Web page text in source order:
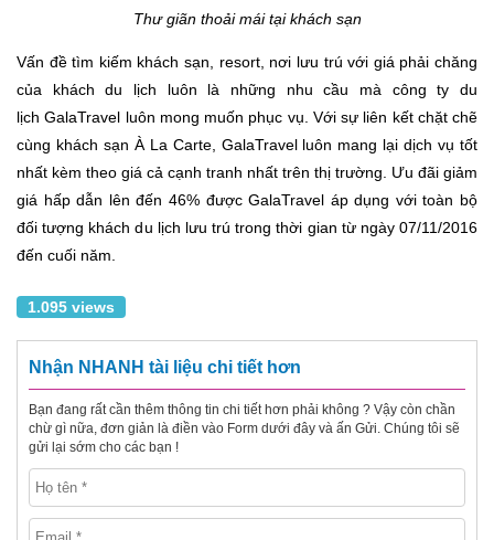
Thư giãn thoải mái tại khách sạn
Vấn đề tìm kiếm khách sạn, resort, nơi lưu trú với giá phải chăng
của khách du lịch luôn là những nhu cầu mà công ty du
lịch GalaTravel luôn mong muốn phục vụ. Với sự liên kết chặt chẽ
cùng khách sạn À La Carte, GalaTravel luôn mang lại dịch vụ tốt
nhất kèm theo giá cả cạnh tranh nhất trên thị trường. Ưu đãi giảm
giá hấp dẫn lên đến 46% được GalaTravel áp dụng với toàn bộ
đối tượng khách du lịch lưu trú trong thời gian từ ngày 07/11/2016
đến cuối năm.
1.095 views
Nhận NHANH tài liệu chi tiết hơn
Bạn đang rất cần thêm thông tin chi tiết hơn phải không ? Vậy còn chần
chừ gì nữa, đơn giản là điền vào Form dưới đây và ấn Gửi. Chúng tôi sẽ
gửi lại sớm cho các bạn !